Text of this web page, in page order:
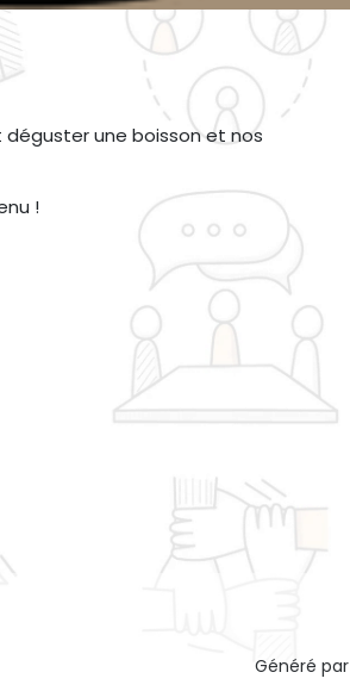
déguster une boisson et nos
!
Généré par